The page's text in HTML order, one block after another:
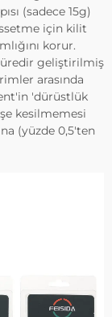
(sadece 15g)
için kilit
korur.
geliştirilmiş
arasında
'dürüstlük
kesilmemesi
(yüzde 0,5'ten